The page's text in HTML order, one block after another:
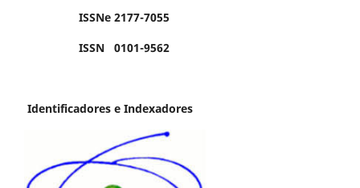
ISSNe 2177-7055
ISSN 0101-9562
Identificadores e Indexadores